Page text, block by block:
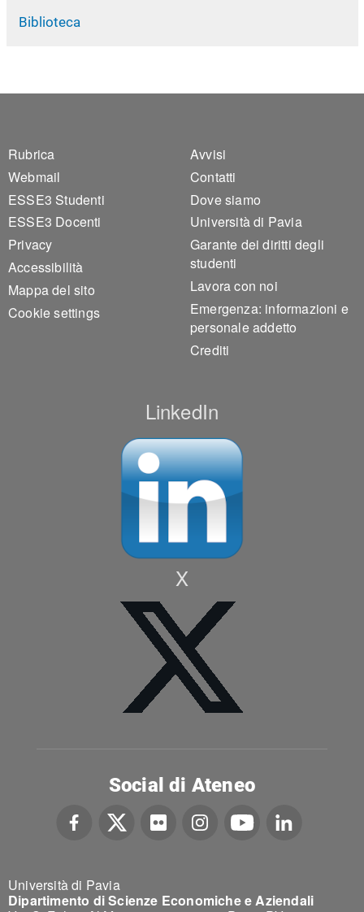
Biblioteca
Footer 1
Rubrica
Webmail
ESSE3 Studenti
ESSE3 Docenti
Privacy
Accessibilità
Mappa del sito
Cookie settings
Footer 2
Avvisi
Contatti
Dove siamo
Università di Pavia
Garante dei diritti degli
studenti
Lavora con noi
Emergenza: informazioni e
personale addetto
Crediti
LinkedIn
X
Università di Pavia
Dipartimento di Scienze Economiche e Aziendali
Social di Ateneo